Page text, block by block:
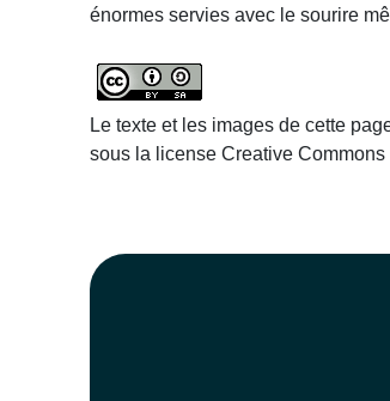
énormes servies avec le sourire
Le texte et les images de cette
sous la license Creative Commons